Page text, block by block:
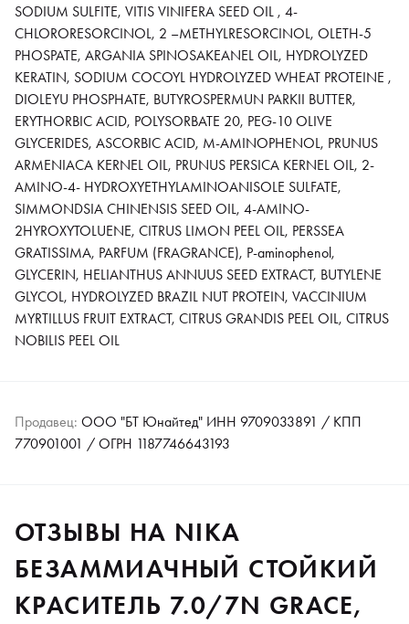
SODIUM SULFITE, VITIS VINIFERA SEED OIL , 4-
CHLORORESORCINOL, 2 –METHYLRESORCINOL, OLETH-5
PHOSPATE, ARGANIA SPINOSAKEANEL OIL, HYDROLYZED
KERATIN, SODIUM COCOYL HYDROLYZED WHEAT PROTEINE ,
DIOLEYU PHOSPHATE, BUTYROSPERMUN PARKII BUTTER,
ERYTHORBIC ACID, POLYSORBATE 20, PEG-10 OLIVE
GLYCERIDES, ASCORBIC ACID, M-AMINOPHENOL, PRUNUS
ARMENIACA KERNEL OIL, PRUNUS PERSICA KERNEL OIL, 2-
AMINO-4- HYDROXYETHYLAMINOANISOLE SULFATE,
SIMMONDSIA CHINENSIS SEED OIL, 4-AMINO-
2HYROXYTOLUENE, CITRUS LIMON PEEL OIL, PERSSEA
GRATISSIMA, PARFUM (FRAGRANCE), P-aminophenol,
GLYCERIN, HELIANTHUS ANNUUS SEED EXTRACT, BUTYLENE
GLYCOL, HYDROLYZED BRAZIL NUT PROTEIN, VACCINIUM
MYRTILLUS FRUIT EXTRACT, CITRUS GRANDIS PEEL OIL, CITRUS
NOBILIS PEEL OIL
Продавец: ООО "БТ Юнайтед" ИНН 9709033891 / КПП
770901001 / ОГРН 1187746643193
ОТЗЫВЫ НА NIKA
БЕЗАММИАЧНЫЙ СТОЙКИЙ
КРАСИТЕЛЬ 7.0/7N GRACE,